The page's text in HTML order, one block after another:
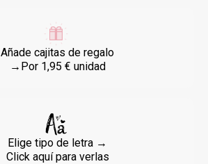
Añade cajitas de regalo
→Por 1,95 € unidad
Elige tipo de letra →
Click aquí para verlas